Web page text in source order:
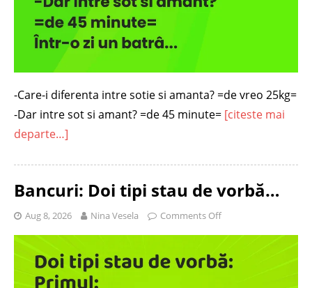
-Care-i diferenta intre sotie si amanta? =de vreo 25kg=
-Dar intre sot si amant? =de 45 minute= [citeste mai
departe…]
Bancuri: Doi tipi stau de vorbă…
Aug 8, 2026 Nina Vesela Comments Off